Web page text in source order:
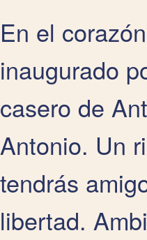
En el
inaugurado
casero de
Antonio. Un
tendrás
libertad.